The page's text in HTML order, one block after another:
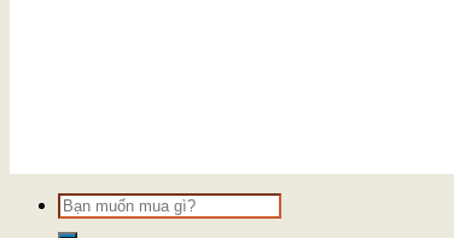
Tìm
kiếm: